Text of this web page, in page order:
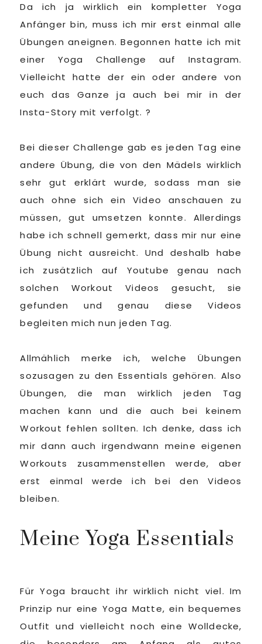
Da ich ja wirklich ein kompletter Yoga
Anfänger bin, muss ich mir erst einmal alle
Übungen aneignen. Begonnen hatte ich mit
einer Yoga Challenge auf Instagram.
Vielleicht hatte der ein oder andere von
euch das Ganze ja auch bei mir in der
Insta-Story mit verfolgt. ?
Bei dieser Challenge gab es jeden Tag eine
andere Übung, die von den Mädels wirklich
sehr gut erklärt wurde, sodass man sie
auch ohne sich ein Video anschauen zu
müssen, gut umsetzen konnte. Allerdings
habe ich schnell gemerkt, dass mir nur eine
Übung nicht ausreicht. Und deshalb habe
ich zusätzlich auf Youtube genau nach
solchen Workout Videos gesucht, sie
gefunden und genau diese Videos
begleiten mich nun jeden Tag.
Allmählich merke ich, welche Übungen
sozusagen zu den Essentials gehören. Also
Übungen, die man wirklich jeden Tag
machen kann und die auch bei keinem
Workout fehlen sollten. Ich denke, dass ich
mir dann auch irgendwann meine eigenen
Workouts zusammenstellen werde, aber
erst einmal werde ich bei den Videos
bleiben.
Meine Yoga Essentials
Für Yoga braucht ihr wirklich nicht viel. Im
Prinzip nur eine Yoga Matte, ein bequemes
Outfit und vielleicht noch eine Wolldecke,